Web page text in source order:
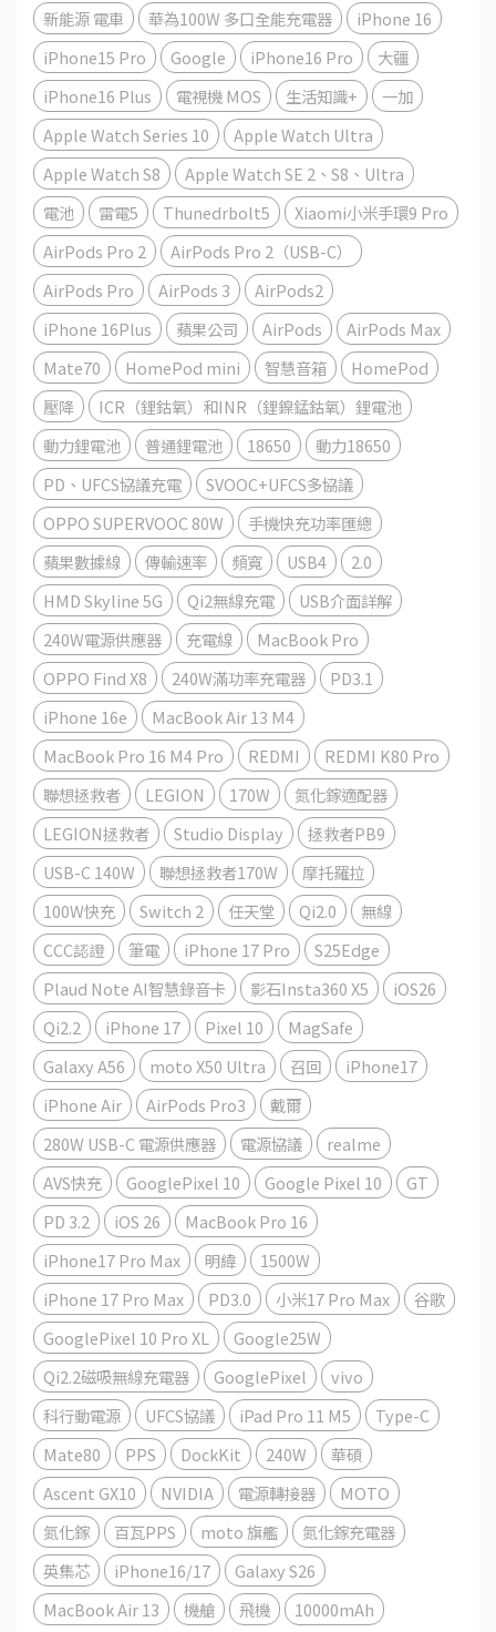
新能源 電車
華為100W 多口全能充電器
iPhone 16
iPhone15 Pro
Google iPhone16 Pro
大疆
iPhone16 Plus
電視機 MOS 生活知識+
一加
Apple Watch Series 10
Apple Watch Ultra
Apple Watch S8
Apple Watch SE 2、S8、Ultra
電池
雷電5 Thunedrbolt5
Xiaomi小米手環9 Pro
AirPods Pro 2
AirPods Pro 2（USB-C）
AirPods Pro
AirPods 3
AirPods2
iPhone 16Plus
蘋果公司 AirPods
AirPods Max
Mate70
HomePod mini 智慧音箱
HomePod
壓降
ICR（鋰鈷氧）和INR（鋰鎳錳鈷氧）鋰電池
動力鋰電池
普通鋰電池 18650
動力18650
PD、UFCS協議充電
SVOOC+UFCS多協議
OPPO SUPERVOOC 80W
手機快充功率匯總
蘋果數據線
傳輸速率 頻寬 USB4
2.0
HMD Skyline 5G
Qi2無線充電
USB介面詳解
240W電源供應器
充電線
MacBook Pro
OPPO Find X8
240W滿功率充電器
PD3.1
iPhone 16e
MacBook Air 13 M4
MacBook Pro 16 M4 Pro
REDMI
REDMI K80 Pro
聯想拯救者
LEGION 170W
氮化鎵適配器
LEGION拯救者
Studio Display
拯救者PB9
USB-C 140W
聯想拯救者170W
摩托羅拉
100W快充
Switch 2 任天堂 Qi2.0
無線
CCC認證
筆電 iPhone 17 Pro
S25Edge
Plaud Note AI智慧錄音卡
影石Insta360 X5
iOS26
Qi2.2
iPhone 17 Pixel 10
MagSafe
Galaxy A56
moto X50 Ultra 召回
iPhone17
iPhone Air
AirPods Pro3
戴爾
280W USB-C 電源供應器
電源協議
realme
AVS快充
GooglePixel 10 Google Pixel 10
GT
PD 3.2
iOS 26
MacBook Pro 16
iPhone17 Pro Max
明緯
1500W
iPhone 17 Pro Max
PD3.0 小米17 Pro Max
谷歌
GooglePixel 10 Pro XL
Google25W
Qi2.2磁吸無線充電器
GooglePixel
vivo
科行動電源
UFCS協議 iPad Pro 11 M5
Type-C
Mate80
PPS DockKit 240W
華碩
Ascent GX10
NVIDIA 電源轉接器
MOTO
氮化鎵
百瓦PPS moto 旗艦
氮化鎵充電器
英集芯
iPhone16/17
Galaxy S26
MacBook Air 13
機艙 飛機 10000mAh